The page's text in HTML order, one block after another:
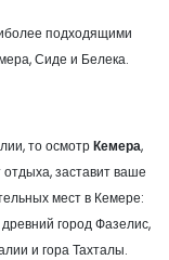
подходящими
Сиде и Белека.
то осмотрКемера,
заставит ваше
мест в Кемере:
город Фазелис,
и гора Тахталы.